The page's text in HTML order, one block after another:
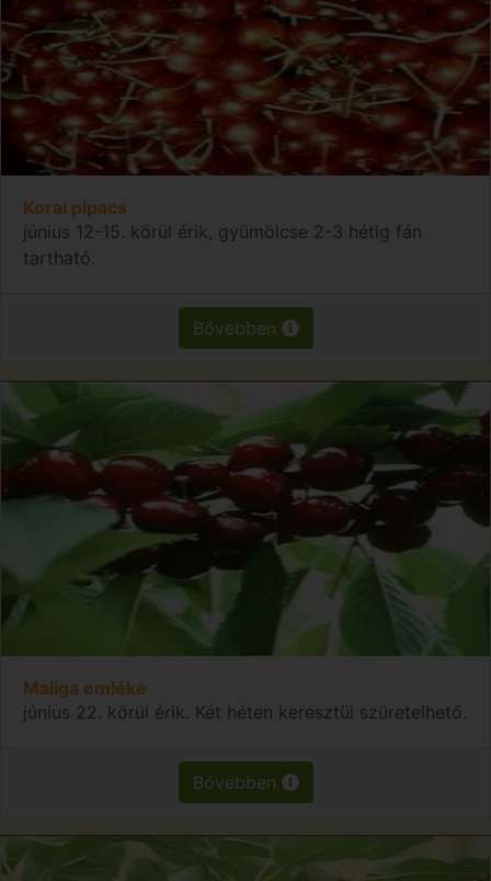
Korai pipacs
június 12-15. körül érik, gyümölcse 2-3 hétig fán
tartható.
Bővebben
Maliga emléke
június 22. körül érik. Két héten keresztül szüretelhető.
Bővebben